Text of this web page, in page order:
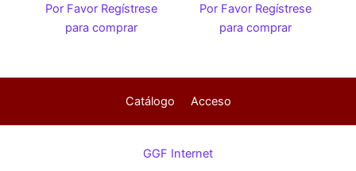
Por Favor Regístrese
para comprar
Por Favor Regístrese
para comprar
Catálogo Acceso
GGF Internet